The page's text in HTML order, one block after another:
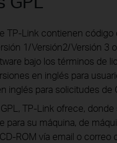
TP-Link contienen código
1/Versión2/Versión 3
bajo los términos de
en inglés para
inglés para solicitudes de
TP-Link ofrece,
su máquina, de
ROM vía email o correo